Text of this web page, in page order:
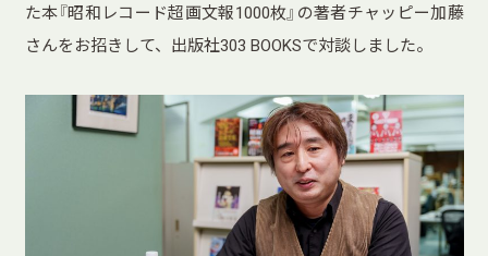
た本『昭和レコード超画文報1000枚』の著者チャッピー加藤
さんをお招きして、出版社303 BOOKSで対談しました。